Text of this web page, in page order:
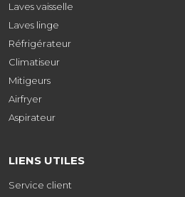
Laves vaisselle
Laves linge
Réfrigérateur
Climatiseur
Mitigeurs
Airfryer
Aspirateur
LIENS UTILES
Service client